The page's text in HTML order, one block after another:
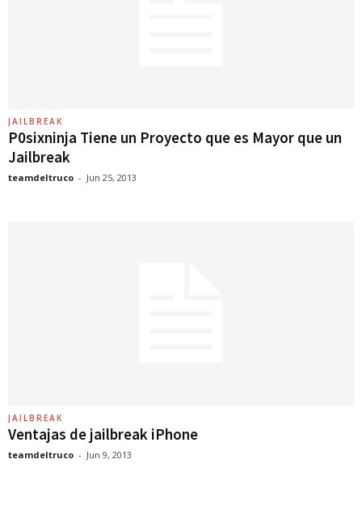
JAILBREAK
P0sixninja Tiene un Proyecto que es Mayor que un
Jailbreak
teamdeltruco - Jun 25, 2013
JAILBREAK
Ventajas de jailbreak iPhone
teamdeltruco - Jun 9, 2013